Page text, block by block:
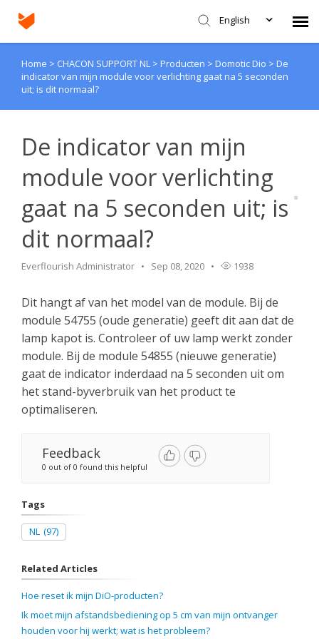
English
Agent Portal
Submit Ticket
Knowledge Base
Home > CHACON SUPPORT NL > Producten > Domotic Dio > De
indicator van mijn module voor verlichting gaat na 5 seconden
uit; is dit normaal?
De indicator van mijn
module voor verlichting
gaat na 5 seconden uit; is
dit normaal?
Everflourish Administrator Sep 08, 2020 1938
Dit hangt af van het model van de module. Bij de
module 54755 (oude generatie) geeft dit aan dat de
lamp kapot is. Controleer of uw lamp werkt zonder
module. Bij de module 54855 (nieuwe generatie)
gaat de indicator inderdaad na 5 seconden uit om
het stand-byverbruik van het product te
optimaliseren.
Feedback
0 out of 0 found this helpful
Tags
NL (97)
Related Articles
Hoe reset ik mijn DiO-producten?
Ik moet mijn afstandsbediening op 5 cm van mijn ontvanger
houden voor hij werkt; wat is het probleem?